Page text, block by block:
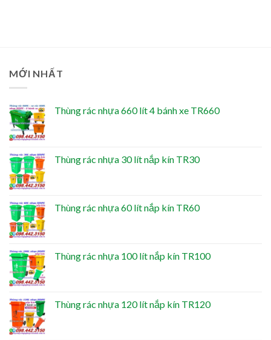
MỚI NHẤT
Thùng rác nhựa 660 lít 4 bánh xe TR660
Thùng rác nhựa 30 lít nắp kín TR30
Thùng rác nhựa 60 lít nắp kín TR60
Thùng rác nhựa 100 lít nắp kín TR100
Thùng rác nhựa 120 lít nắp kín TR120